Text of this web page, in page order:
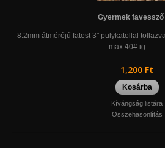
Gyermek favessző
8.2mm átmérőjű fatest 3" pulykatollal
max 40# ig. ..
1,200 Ft
Kosárba
Kívángság listára
Összehasonlítás